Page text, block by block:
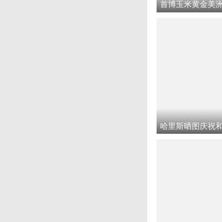
首博玉米黄金美
哈里斯晒图庆祝